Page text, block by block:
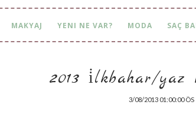
MAKYAJ YENI NE VAR? MODA SAÇ
2013 i̇lkbahar/yaz
3/08/2013 01:00:00 ÖS